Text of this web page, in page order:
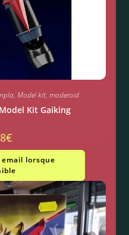
, Model kit, moderoid
Kit Gaiking
€
lorsque